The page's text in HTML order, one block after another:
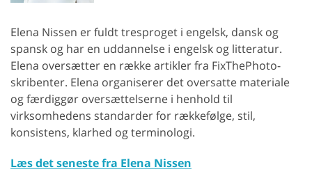
Elena Nissen er fuldt tresproget i engelsk, dansk og
spansk og har en uddannelse i engelsk og litteratur.
Elena oversætter en række artikler fra FixThePhoto-
skribenter. Elena organiserer det oversatte materiale
og færdiggør oversættelserne i henhold til
virksomhedens standarder for rækkefølge, stil,
konsistens, klarhed og terminologi.
Læs det seneste fra Elena Nissen